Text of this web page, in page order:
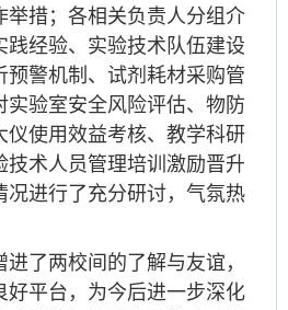
举措；各相关负责人分组介
践经验、实验技术队伍建设
预警机制、试剂耗材采购管
实验室安全风险评估、物防
仪使用效益考核、教学科研
技术人员管理培训激励晋升
况进行了充分研讨，气氛热
了两校间的了解与友谊，
好平台，为今后进一步深化